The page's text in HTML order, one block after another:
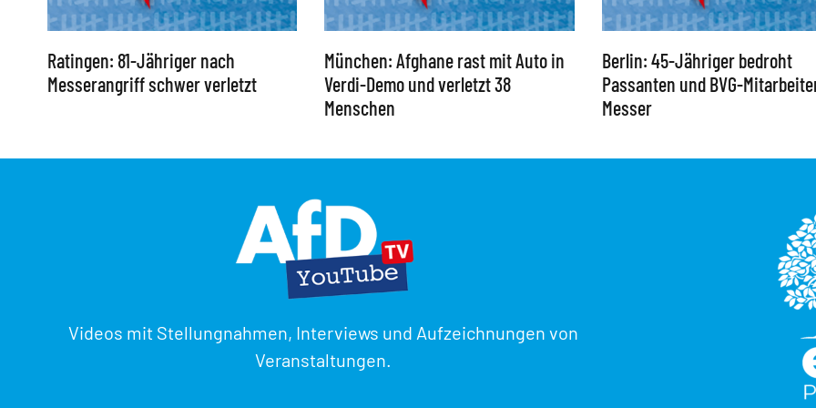
Ratingen: 81-Jähriger nach
Messerangriff schwer verletzt
München: Afghane rast mit Auto in
Verdi-Demo und verletzt 38
Menschen
Berlin: 45-Jähriger bedroht
Passanten und BVG-
Messer
Videos mit Stellungnahmen, Interviews und Aufzeichnungen von
Veranstaltungen.